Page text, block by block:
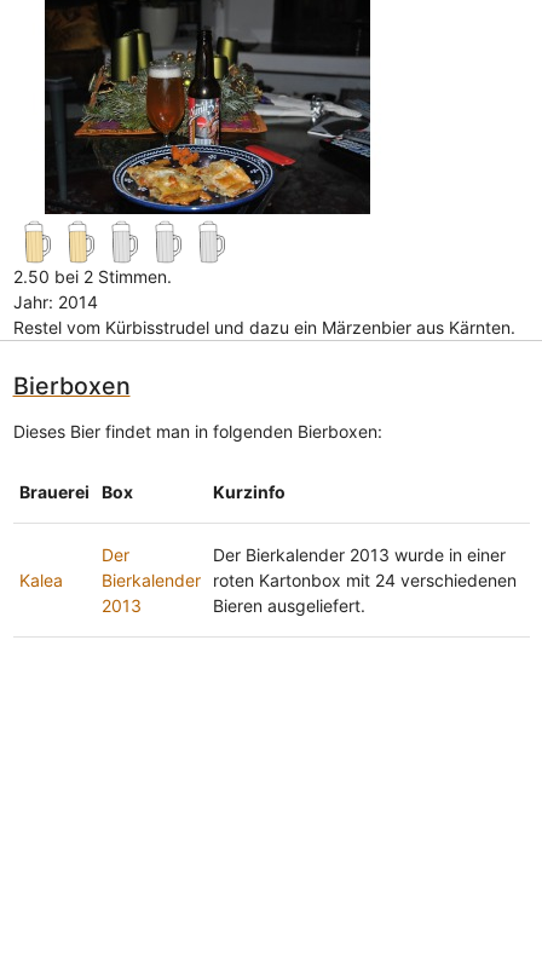
2.50 bei 2 Stimmen.
Jahr: 2014
Restel vom Kürbisstrudel und dazu ein Märzenbier aus Kärnten.
Bierboxen
Dieses Bier findet man in folgenden Bierboxen:
Brauerei Box Kurzinfo
Kalea
Der
Bierkalender
2013
Der Bierkalender 2013 wurde in einer
roten Kartonbox mit 24 verschiedenen
Bieren ausgeliefert.